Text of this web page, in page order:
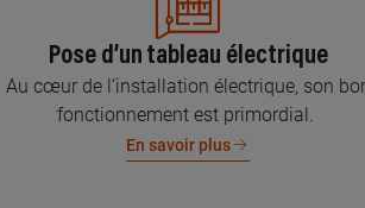
Pose d’un tableau électrique
Au cœur de l’installation électrique, son
fonctionnement est primordial.
En savoir plus